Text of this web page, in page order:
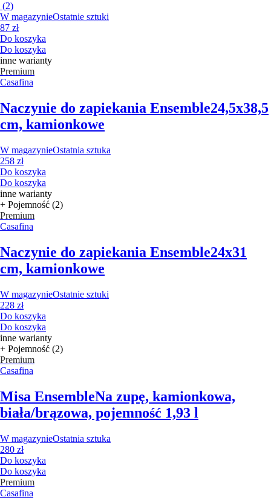
(2)
W magazynieOstatnie sztuki
87 zł
Do koszyka
Do koszyka
inne warianty
Premium
Casafina
Naczynie do zapiekania Ensemble24,5x38,5
cm, kamionkowe
W magazynieOstatnia sztuka
258 zł
Do koszyka
Do koszyka
inne warianty
+ Pojemność (2)
Premium
Casafina
Naczynie do zapiekania Ensemble24x31
cm, kamionkowe
W magazynieOstatnie sztuki
228 zł
Do koszyka
Do koszyka
inne warianty
+ Pojemność (2)
Premium
Casafina
Misa EnsembleNa zupę, kamionkowa,
biała/brązowa, pojemność 1,93 l
W magazynieOstatnia sztuka
280 zł
Do koszyka
Do koszyka
Premium
Casafina